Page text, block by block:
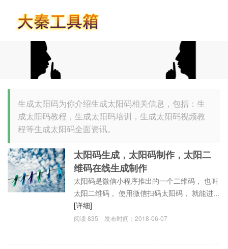
生成太阳码为你介绍生成太阳码相关信息，包括：生
成太阳码教程，生成太阳码培训，生成太阳码视频教
程等生成太阳码全面资讯。
太阳码生成，太阳码制作，太阳二
维码在线生成制作
太阳码是微信小程序推出的一个二维码， 也叫
太阳二维码， 使用微信扫码太阳码， 就能进...
[详细]
阅读835 发布时间：2018-06-07